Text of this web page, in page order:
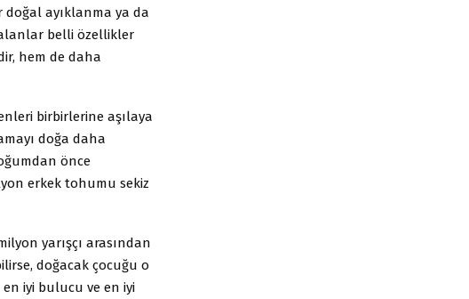
ayıklanma ya da
belli özellikler
hem de daha
birbirlerine aşılaya
doğa daha
önce
erkek tohumu sekiz
yarışçı arasından
doğacak çocuğu o
iyi bulucu ve en iyi